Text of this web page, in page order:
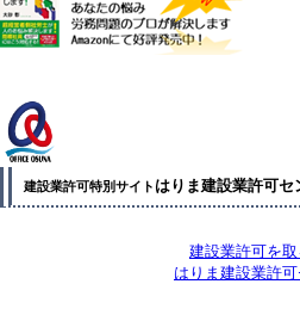
建設業許可特別サイト はりま建設業許可セ
建設業許可を取
はりま建設業許